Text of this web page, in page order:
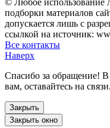
© Любое использование
подборки материалов
допускается лишь с
ссылкой на источник:
Все контакты
Наверх
Спасибо за обращение!
вам, оставайтесь на связи.
Закрыть
Закрыть окно